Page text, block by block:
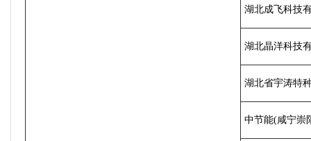
湖北成飞科技
湖北晶洋科技
湖北省宇涛特
中节能(咸宁崇